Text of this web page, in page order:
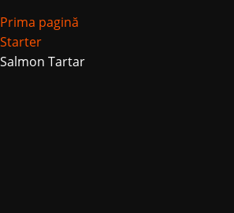
Prima pagină
Starter
Salmon Tartar